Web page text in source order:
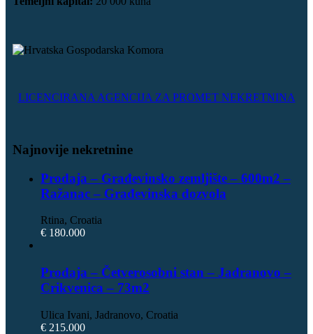
LICENCIRANA AGENCIJA ZA PROMET NEKRETNINA
Najnovije nekretnine
Prodaja – Građevinsko zemljište – 600m2 –
Ražanac – Građevinska dozvola
Rtina, Croatia
€ 180.000
Prodaja – Četverosobni stan – Jadranovo –
Crikvenica – 73m2
Ulica Ivani, Jadranovo, Croatia
€ 215.000